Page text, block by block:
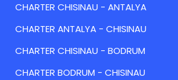
CHARTER CHISINAU - ANTALYA
CHARTER ANTALYA - CHISINAU
CHARTER CHISINAU - BODRUM
CHARTER BODRUM - CHISINAU